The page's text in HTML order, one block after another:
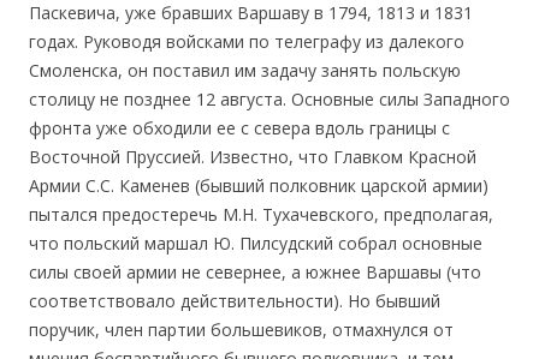
Паскевича, уже бравших Варшаву в 1794, 1813 и 1831
годах. Руководя войсками по телеграфу из далекого
Смоленска, он поставил им задачу занять польскую
столицу не позднее 12 августа. Основные силы Западного
фронта уже обходили ее с севера вдоль границы с
Восточной Пруссией. Известно, что Главком Красной
Армии С.С. Каменев (бывший полковник царской армии)
пытался предостеречь М.Н. Тухачевского, предполагая,
что польский маршал Ю. Пилсудский собрал основные
силы своей армии не севернее, а южнее Варшавы (что
соответствовало действительности). Но бывший
поручик, член партии большевиков, отмахнулся от